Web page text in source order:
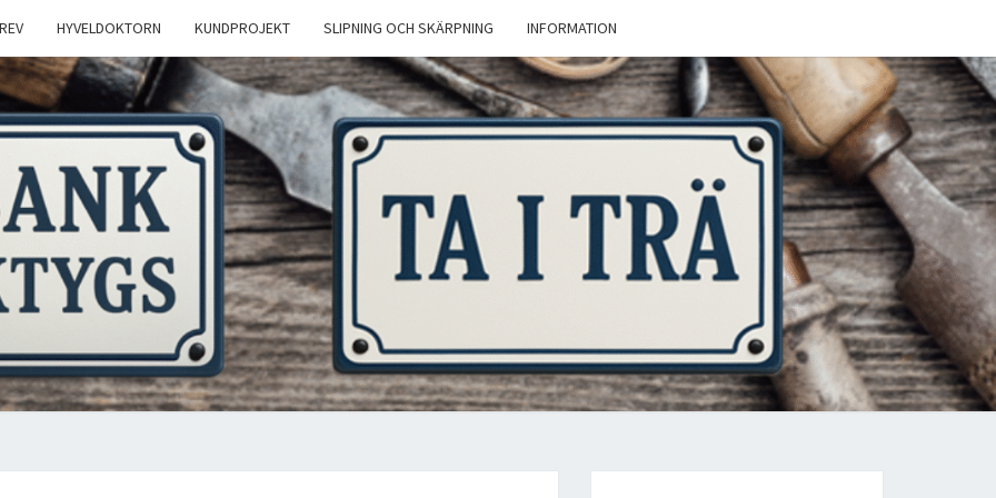
HYVELDOKTORN KUNDPROJEKT SLIPNING OCH SKÄRPNING INFORMATION